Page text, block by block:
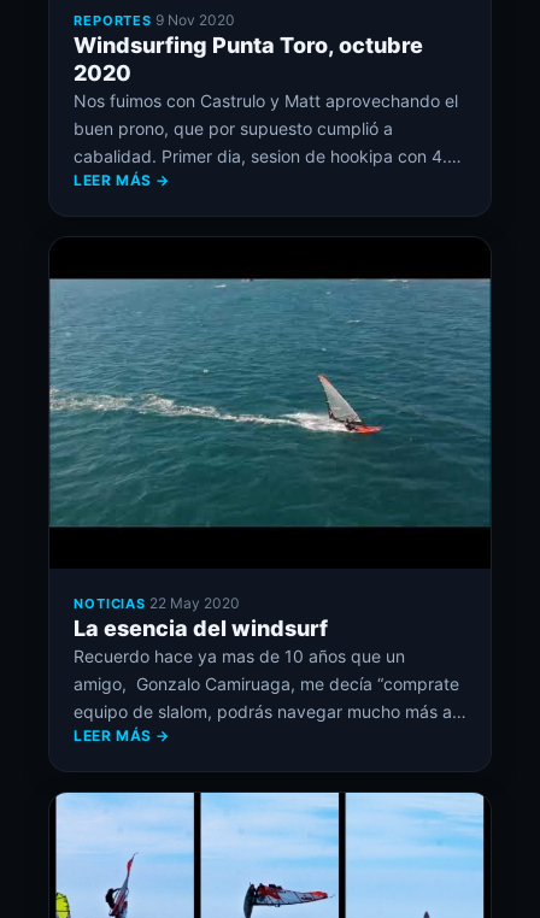
REPORTES 9 Nov 2020
Windsurfing Punta Toro, octubre
2020
Nos fuimos con Castrulo y Matt aprovechando el
buen prono, que por supuesto cumplió a
cabalidad. Primer dia, sesion de hookipa con 4.8
y 85lts hasta que desconcho pasadas las 4pm…
segundo día en el Yali con 4.0, ola muy rápida, se
nos sumó Nino y Alex y mas tarde llegaron otros
LEER MÁS →
NOTICIAS 22 May 2020
La esencia del windsurf
Recuerdo hace ya mas de 10 años que un
amigo, Gonzalo Camiruaga, me decía “comprate
equipo de slalom, podrás navegar mucho más a
si sólo esperas sesiones para ola”… hoy puedo
chicos (al menos mi generación) estábamos
embobados con las imágenes y videos de hawaii
y […]
LEER MÁS →